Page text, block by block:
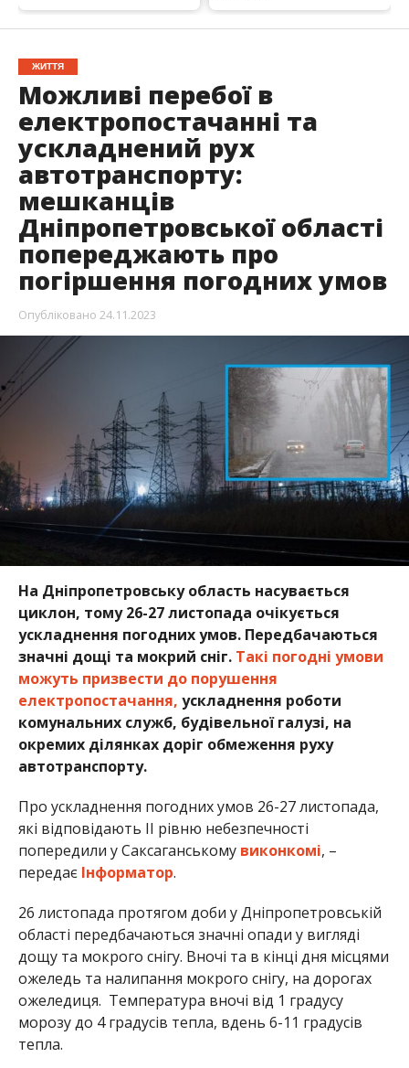
ЖИТТЯ
Можливі перебої в
електропостачанні та
ускладнений рух
автотранспорту:
мешканців
Дніпропетровської області
попереджають про
погіршення погодних умов
Опубліковано 24.11.2023
На Дніпропетровську область насувається
циклон, тому 26-27 листопада очікується
ускладнення погодних умов. Передбачаються
значні дощі та мокрий сніг. Такі погодні умови
можуть призвести до порушення
електропостачання, ускладнення роботи
комунальних служб, будівельної галузі, на
окремих ділянках доріг обмеження руху
автотранспорту.
Про ускладнення погодних умов 26-27 листопада,
які відповідають II рівню небезпечності
попередили у Саксаганському виконкомі, –
передає Інформатор.
26 листопада протягом доби у Дніпропетровській
області передбачаються значні опади у вигляді
дощу та мокрого снігу. Вночі та в кінці дня місцями
ожеледь та налипання мокрого снігу, на дорогах
ожеледиця. Температура вночі від 1 градусу
морозу до 4 градусів тепла, вдень 6-11 градусів
тепла.